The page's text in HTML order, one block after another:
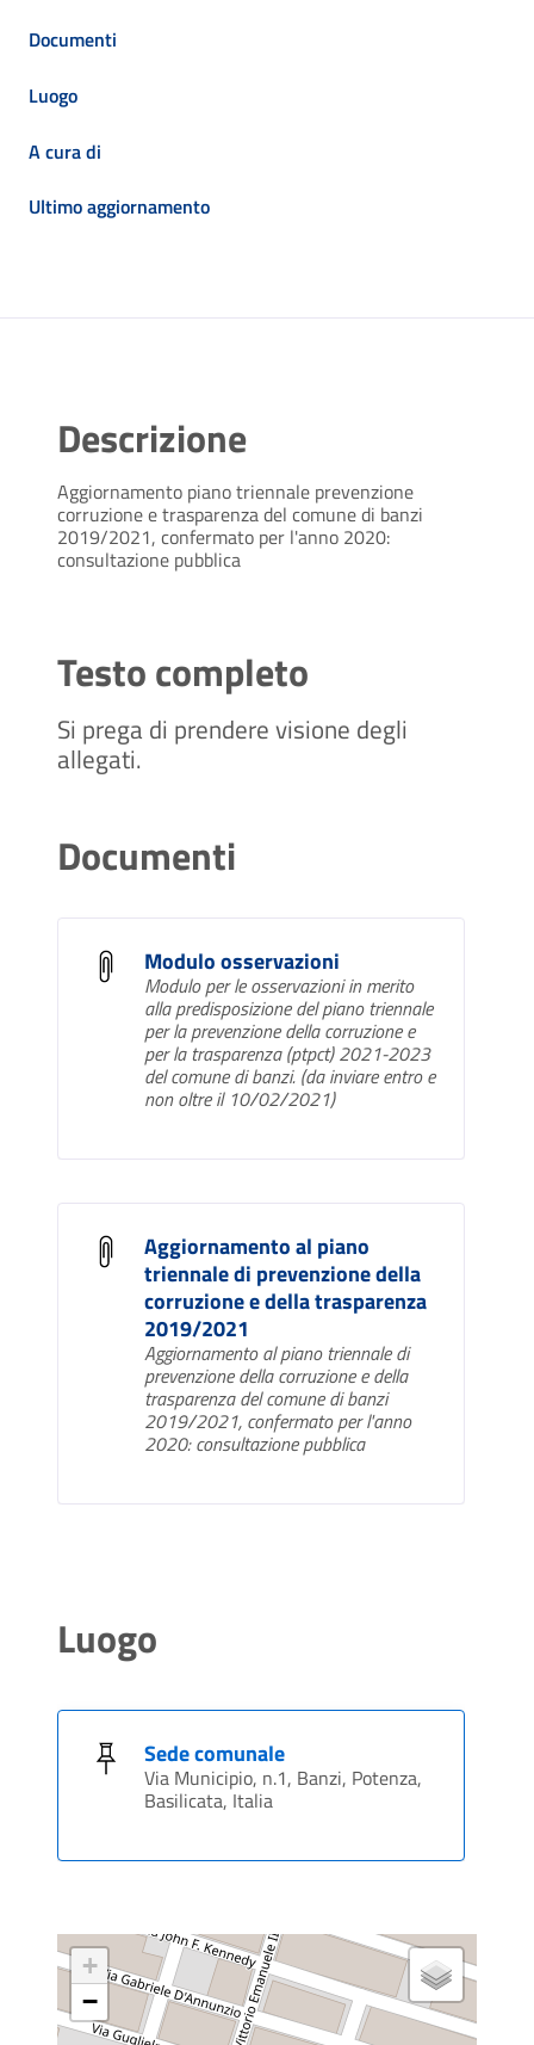
Documenti
Luogo
A cura di
Ultimo aggiornamento
Descrizione
Aggiornamento piano triennale prevenzione
corruzione e trasparenza del comune di banzi
2019/2021, confermato per l'anno 2020:
consultazione pubblica
Testo completo
Si prega di prendere visione degli
allegati.
Documenti
Modulo osservazioni
Modulo per le osservazioni in merito
alla predisposizione del piano triennale
per la prevenzione della corruzione e
per la trasparenza (ptpct) 2021-2023
del comune di banzi. (da inviare entro e
non oltre il 10/02/2021)
Aggiornamento al piano
triennale di prevenzione della
corruzione e della trasparenza
2019/2021
Aggiornamento al piano triennale di
prevenzione della corruzione e della
trasparenza del comune di banzi
2019/2021, confermato per l'anno
2020: consultazione pubblica
Luogo
Sede comunale
Via Municipio, n.1, Banzi, Potenza,
Basilicata, Italia
+
−